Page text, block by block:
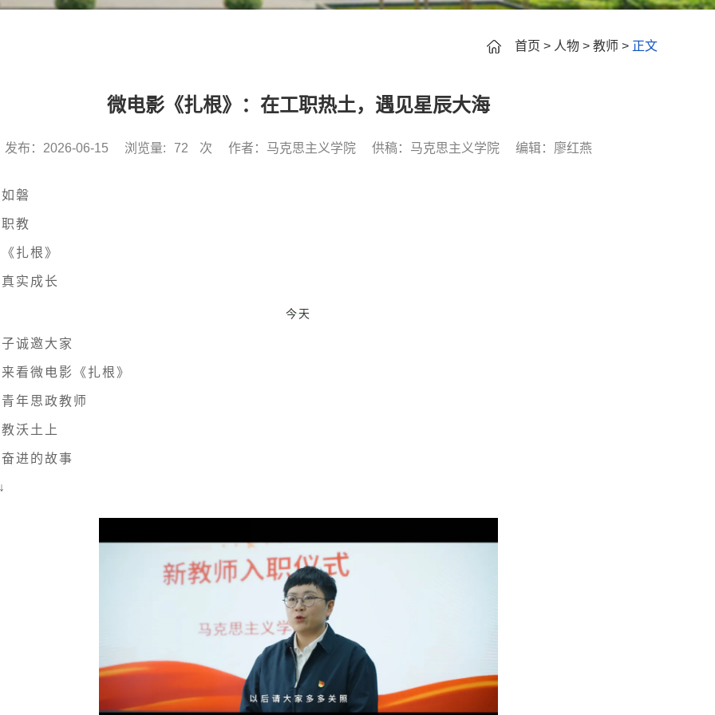
首页 > 人物 > 教师 > 正文
微电影《扎根》：在工职热土，遇见星辰大海
发布：2026-06-15 浏览量: 72 次 作者：马克思主义学院 供稿：马克思主义学院 编辑：廖红燕
磐
教
扎根》
实成长
今天
诚邀大家
看微电影《扎根》
年思政教师
沃土上
进的故事